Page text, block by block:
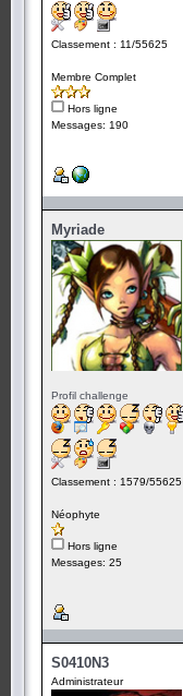
Classement : 11/55625
Membre Complet
Hors ligne
Messages: 190
Myriade
Profil challenge
Classement : 1579/55625
Néophyte
Hors ligne
Messages: 25
S0410N3
Administrateur